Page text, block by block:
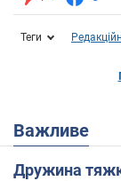
Теги
Важливе
Дружина